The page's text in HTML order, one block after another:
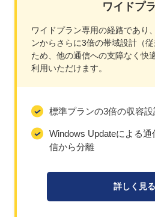
ワイドプ
ワイドプラン専用の経路であり
ンからさらに3倍の帯域設計（
ため、他の通信への支障なく快
利用いただけます。
標準プランの3倍の収容設
Windows Updateによる
信から分離
詳しく見る